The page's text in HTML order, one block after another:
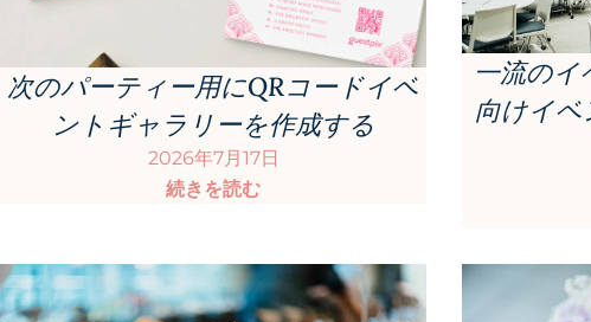
次のパーティー用にQRコードイベ
ントギャラリーを作成する
2026年7月17日
続きを読む
一流の
向けイベ